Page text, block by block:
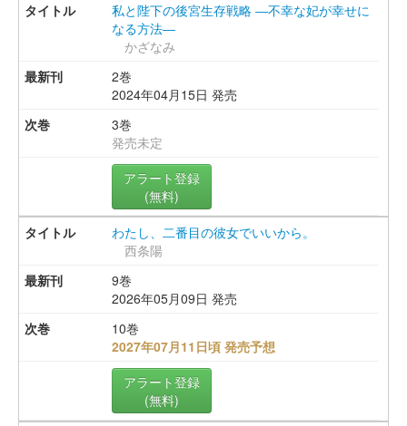
私と陛下の後宮生存戦略 ―不幸な妃が幸せに
なる方法―
かざなみ
2巻
2024年04月15日 発売
3巻
発売未定
アラート登録
(無料)
わたし、二番目の彼女でいいから。
西条陽
9巻
2026年05月09日 発売
10巻
2027年07月11日頃 発売予想
アラート登録
(無料)